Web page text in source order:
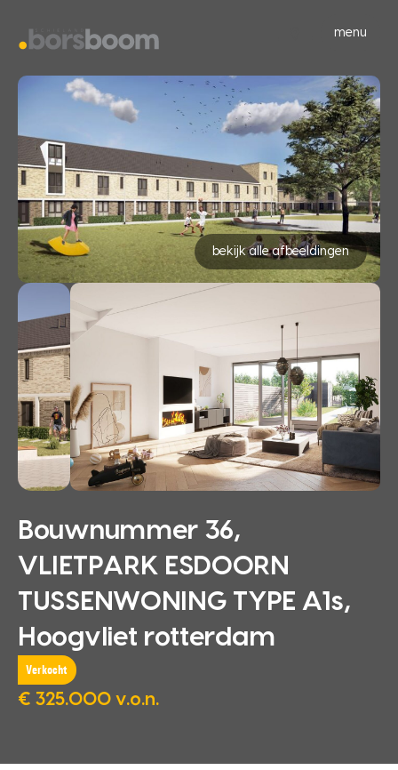
menu
bekijk alle afbeeldingen
Bouwnummer 36,
VLIETPARK ESDOORN
TUSSENWONING TYPE A1s,
Hoogvliet rotterdam
Verkocht
€ 325.000 v.o.n.